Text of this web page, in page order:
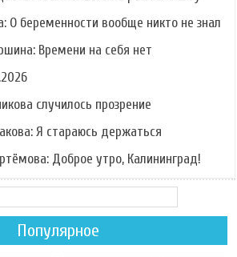
О беременности вообще никто не знал
Времени на себя нет
случилось прозрение
Я стараюсь держаться
Доброе утро, Калининград!
Популярное